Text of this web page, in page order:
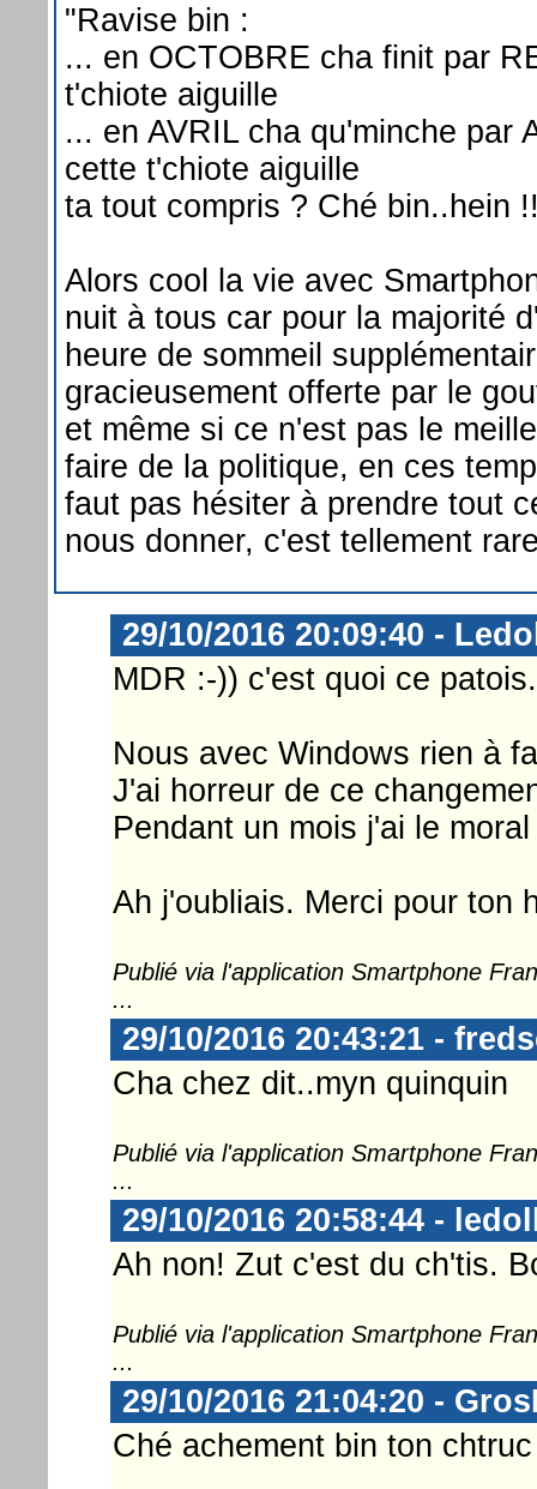
"Ravise bin :
... en OCTOBRE cha finit par
t'chiote aiguille
... en AVRIL cha qu'minche par
cette t'chiote aiguille
ta tout compris ? Ché bin..hein
Alors cool la vie avec
nuit à tous car pour la majorité
heure de sommeil
gracieusement offerte par le
et même si ce n'est pas le
faire de la politique, en ces
faut pas hésiter à prendre tout
nous donner, c'est tellement
29/10/2016 20:09:40 -
MDR :-)) c'est quoi ce
Nous avec Windows rien à
J'ai horreur de ce
Pendant un mois j'ai le
Ah j'oubliais. Merci pour ton
Publié via l'application Smartphone
...
29/10/2016 20:43:21 -
Cha chez dit..myn quinquin
Publié via l'application Smartphone
...
29/10/2016 20:58:44 -
Ah non! Zut c'est du ch'tis.
Publié via l'application Smartphone
...
29/10/2016 21:04:20 -
Ché achement bin ton